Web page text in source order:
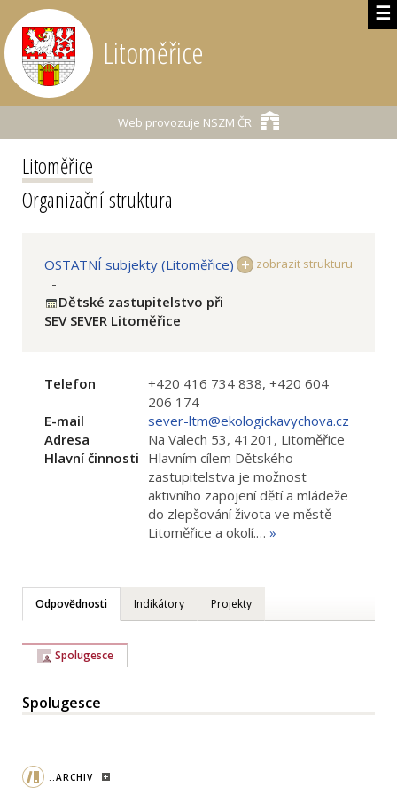
☰
Litoměřice
Web provozuje NSZM ČR
Litoměřice
Organizační struktura
zobrazit strukturu
OSTATNÍ subjekty (Litoměřice)
-
Dětské zastupitelstvo při
SEV SEVER Litoměřice
Telefon
+420 416 734 838, +420 604
206 174
E-mail
sever-ltm@ekologickavychova.cz
Adresa
Na Valech 53, 41201, Litoměřice
Hlavní činnosti Hlavním cílem Dětského
zastupitelstva je možnost
aktivního zapojení dětí a mládeže
do zlepšování života ve městě
Litoměřice a okolí.… »
Odpovědnosti Indikátory Projekty
Spolugesce
Spolugesce
..ARCHIV